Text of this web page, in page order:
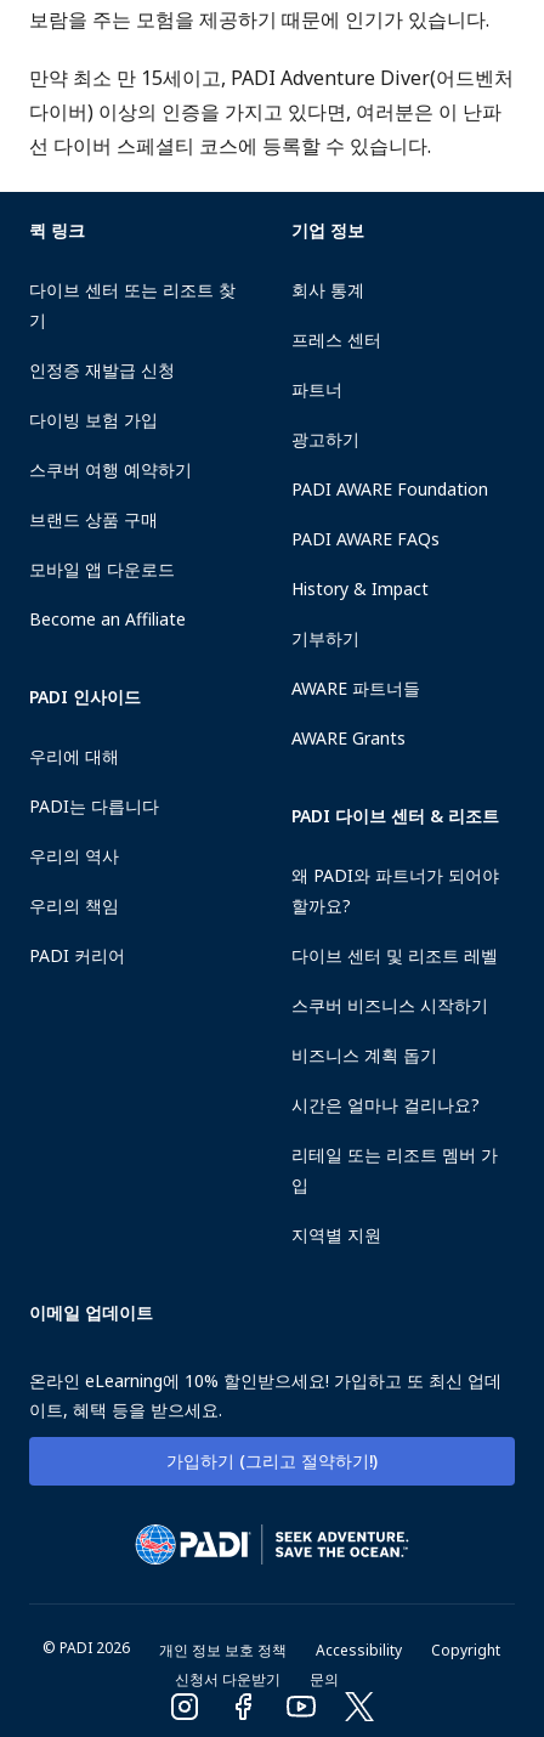
보람을 주는 모험을 제공하기 때문에 인기가 있습니다.
만약 최소 만 15세이고, PADI Adventure Diver(어드벤처
다이버) 이상의 인증을 가지고 있다면, 여러분은 이 난파
선 다이버 스페셜티 코스에 등록할 수 있습니다.
퀵 링크
다이브 센터 또는 리조트 찾
기
인정증 재발급 신청
다이빙 보험 가입
스쿠버 여행 예약하기
브랜드 상품 구매
모바일 앱 다운로드
Become an Affiliate
PADI 인사이드
우리에 대해
PADI는 다릅니다
우리의 역사
우리의 책임
PADI 커리어
기업 정보
회사 통계
프레스 센터
파트너
광고하기
PADI AWARE Foundation
PADI AWARE FAQs
History & Impact
기부하기
AWARE 파트너들
AWARE Grants
PADI 다이브 센터 & 리조트
왜 PADI와 파트너가 되어야
할까요?
다이브 센터 및 리조트 레벨
스쿠버 비즈니스 시작하기
비즈니스 계획 돕기
시간은 얼마나 걸리나요?
리테일 또는 리조트 멤버 가
입
지역별 지원
이메일 업데이트
온라인 eLearning에 10% 할인받으세요! 가입하고 또 최신 업데
이트, 혜택 등을 받으세요.
가입하기 (그리고 절약하기!)
© PADI 2026 개인 정보 보호 정책 Accessibility
Copyright
신청서 다운받기
문의